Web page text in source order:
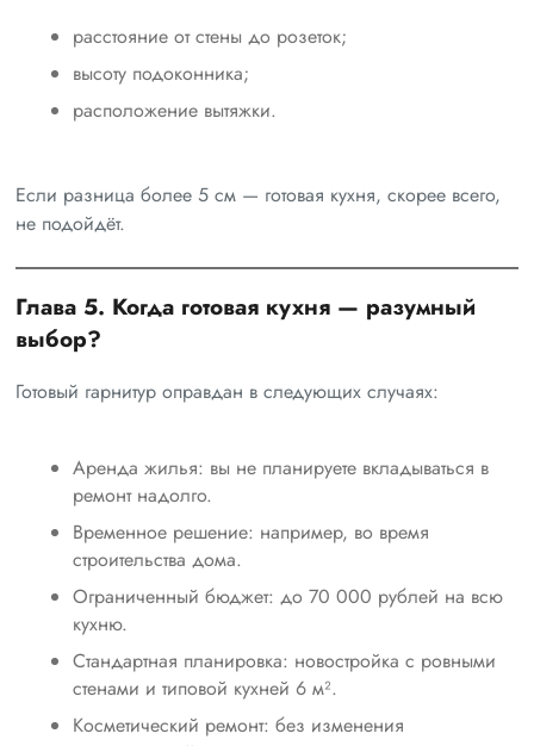
расстояние от стены до розеток;
высоту подоконника;
расположение вытяжки.
Если разница более 5 см — готовая кухня, скорее всего,
не подойдёт.
Глава 5. Когда готовая кухня — разумный
выбор?
Готовый гарнитур оправдан в следующих случаях:
Аренда жилья: вы не планируете вкладываться в
ремонт надолго.
Временное решение: например, во время
строительства дома.
Ограниченный бюджет: до 70 000 рублей на всю
кухню.
Стандартная планировка: новостройка с ровными
стенами и типовой кухней 6 м².
Косметический ремонт: без изменения